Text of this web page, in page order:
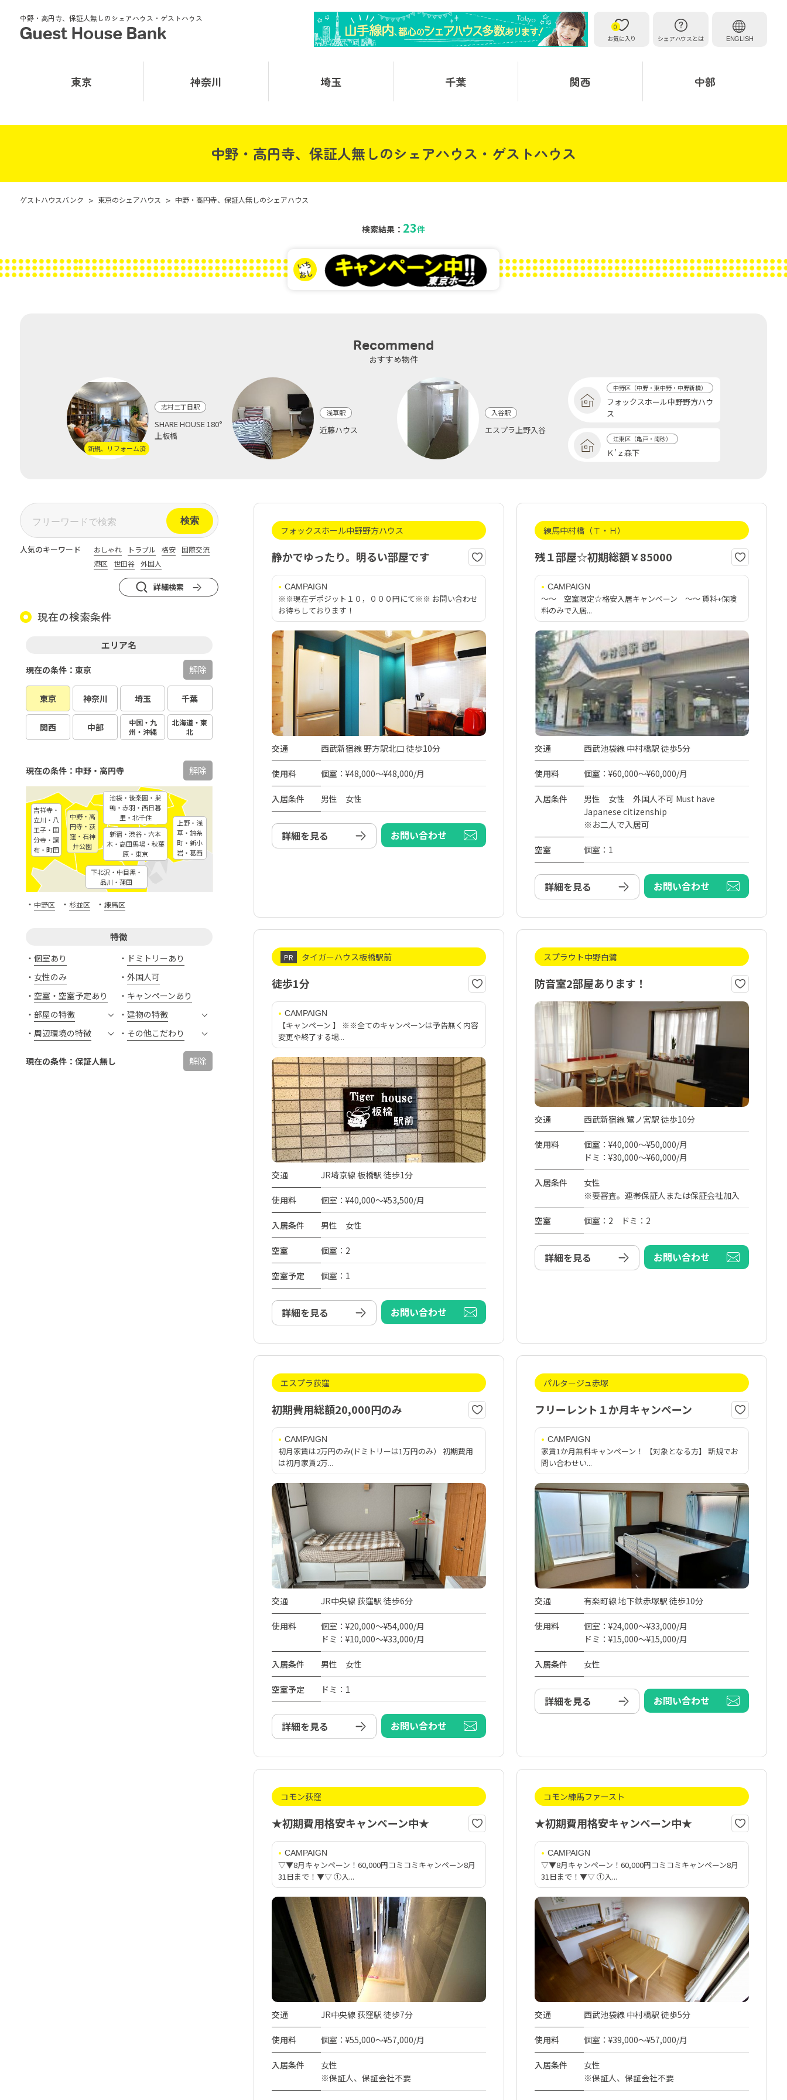
中野・高円寺、保証人無しのシェアハウス・ゲストハウス
お気に入り
0
シェアハウスとは
ENGLISH
東京 神奈川 埼玉 千葉 関西 中部
中野・高円寺、保証人無しのシェアハウス・ゲストハウス
ゲストハウスバンク > 東京のシェアハウス > 中野・高円寺、保証人無しのシェアハウス
検索結果： 23件
Recommend
おすすめ物件
新規、リフォーム済
志村三丁目駅
SHARE HOUSE 180°
上板橋
浅草駅
近藤ハウス
入谷駅
エスプラ上野入谷
中野区（中野・東中野・中野新橋）
フォックスホール中野野方ハウ
ス
江東区（亀戸・南砂）
Ｋ’ｚ森下
人気のキーワード おしゃれ トラブル 格安
国際交流
港区
世田谷 外国人
詳細検索
現在の検索条件
エリア名
東京 神奈川 埼玉 千葉
関西 中部
中国・九
州・沖縄
北海道・東
北
現在の条件：東京 解除
新宿・渋谷・六本
木・高田馬場・秋葉
原・東京
中野・高
円寺・荻
窪・石神
井公園
下北沢・中目黒・
品川・蒲田
池袋・後楽園・巣
鴨・赤羽・西日暮
里・北千住
上野・浅
草・錦糸
町・新小
岩・葛西
吉祥寺・
立川・八
王子・国
分寺・調
布・町田
現在の条件：中野・高円寺 解除
・ 中野区 ・ 杉並区 ・ 練馬区
特徴
個室あり
ドミトリーあり
女性のみ
外国人可
空室・空室予定あり
キャンペーンあり
部屋の特徴
建物の特徴
周辺環境の特徴
その他こだわり
現在の条件：保証人無し 解除
フォックスホール中野野方ハウス
静かでゆったり。明るい部屋です
CAMPAIGN
※※現在デポジット１０，０００円にて※※ お問い合わせ
お待ちしております！
交通 西武新宿線 野方駅北口 徒歩10分
使用料 個室：¥48,000～¥48,000/月
入居条件 男性 女性
詳細を見る お問い合わせ
練馬中村橋（Ｔ・Ｈ）
残１部屋☆初期総額￥85000
CAMPAIGN
～～ 空室限定☆格安入居キャンペーン ～～ 賃料+保険
料のみで入居...
交通 西武池袋線 中村橋駅 徒歩5分
使用料 個室：¥60,000～¥60,000/月
入居条件
男性 女性 外国人不可 Must have
Japanese citizenship
※お二人で入居可
空室 個室：1
詳細を見る お問い合わせ
PR タイガーハウス板橋駅前
徒歩1分
CAMPAIGN
【キャンペーン 】 ※※全てのキャンペーンは予告無く内容
変更や終了する場...
交通 JR埼京線 板橋駅 徒歩1分
使用料 個室：¥40,000～¥53,500/月
入居条件 男性 女性
空室 個室：2
空室予定 個室：1
詳細を見る お問い合わせ
スプラウト中野白鷺
防音室2部屋あります！
交通 西武新宿線 鷺ノ宮駅 徒歩10分
使用料
個室：¥40,000～¥50,000/月
ドミ：¥30,000～¥60,000/月
入居条件
女性
※要審査。連帯保証人または保証会社加入
空室 個室：2 ドミ：2
詳細を見る お問い合わせ
エスプラ荻窪
初期費用総額20,000円のみ
CAMPAIGN
初月家賃は2万円のみ(ドミトリーは1万円のみ） 初期費用
は初月家賃2万...
交通 JR中央線 荻窪駅 徒歩6分
使用料
個室：¥20,000～¥54,000/月
ドミ：¥10,000～¥33,000/月
入居条件 男性 女性
空室予定 ドミ：1
詳細を見る お問い合わせ
パルタージュ赤塚
フリーレント１か月キャンペーン
CAMPAIGN
家賃1か月無料キャンペーン！ 【対象となる方】 新規でお
問い合わせい...
交通 有楽町線 地下鉄赤塚駅 徒歩10分
使用料
個室：¥24,000～¥33,000/月
ドミ：¥15,000～¥15,000/月
入居条件 女性
詳細を見る お問い合わせ
コモン荻窪
★初期費用格安キャンペーン中★
CAMPAIGN
▽▼8月キャンペーン！60,000円コミコミキャンペーン8月
31日まで！▼▽ ①入...
交通 JR中央線 荻窪駅 徒歩7分
使用料 個室：¥55,000～¥57,000/月
入居条件
女性
※保証人、保証会社不要
コモン練馬ファースト
★初期費用格安キャンペーン中★
CAMPAIGN
▽▼8月キャンペーン！60,000円コミコミキャンペーン8月
31日まで！▼▽ ①入...
交通 西武池袋線 中村橋駅 徒歩5分
使用料 個室：¥39,000～¥57,000/月
入居条件
女性
※保証人、保証会社不要